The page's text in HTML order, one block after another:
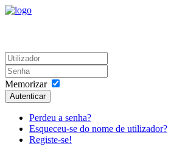
Memorizar
Autenticar
Perdeu a senha?
Esqueceu-se do nome de utilizador?
Registe-se!